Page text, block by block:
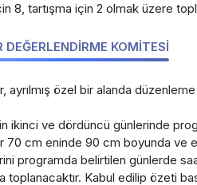
8, tartışma için 2 olmak üzere
DEĞERLENDİRME KOMİTESİ
ayrılmış özel bir alanda
ikinci ve dördüncü günlerinde
70 cm eninde 90 cm boyunda ve
programda belirtilen günlerde
toplanacaktır. Kabul edilip özeti